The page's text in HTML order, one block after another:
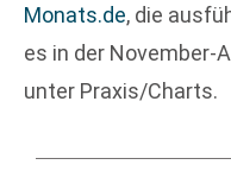
Monats.de, die
es in der November-
unter Praxis/Charts.